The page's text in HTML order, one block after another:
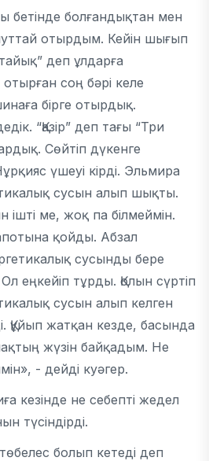
бетінде болғандықтан мен
отырдым. Кейін шығып
деп ұлдарға
соң бәрі келе
бірге отырдық.
“Қазір” деп тағы “Три
Сөйтіп дүкенге
үшеуі кірді. Эльмира
сусын алып шықты.
ішті ме, жоқ па білмеймін.
қойды. Абзал
сусынды бере
еңкейіп тұрды. Қолын сүртіп
сусын алып келген
Құйып жатқан кезде, басында
жүзін байқадым. Не
- дейді куәгер.
кезінде не себепті жедел
түсіндірді.
болып кетеді деп